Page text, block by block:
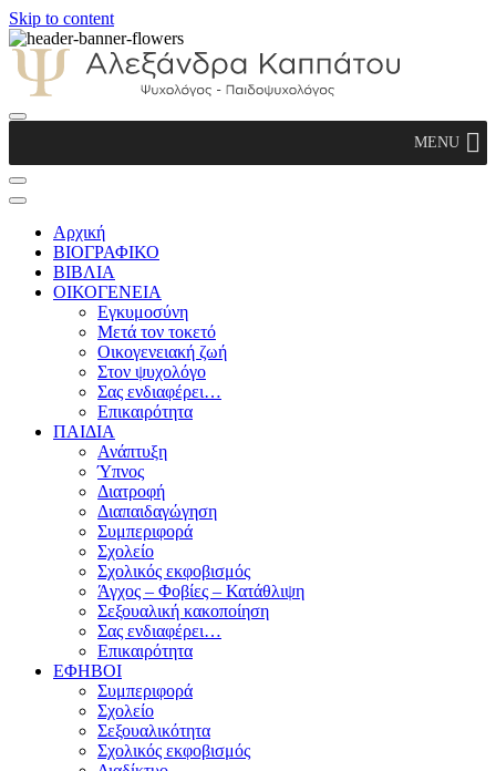
Skip to content
Παιδοψυχολόγος
MENU
Αρχική
ΒΙΟΓΡΑΦΙΚΟ
ΒΙΒΛΙΑ
ΟΙΚΟΓΕΝΕΙΑ
Εγκυμοσύνη
Μετά τον τοκετό
Οικογενειακή ζωή
Στον ψυχολόγο
Σας ενδιαφέρει…
Επικαιρότητα
ΠΑΙΔΙΑ
Ανάπτυξη
Ύπνος
Διατροφή
Διαπαιδαγώγηση
Συμπεριφορά
Σχολείο
Σχολικός εκφοβισμός
Άγχος – Φοβίες – Κατάθλιψη
Σεξουαλική κακοποίηση
Σας ενδιαφέρει…
Επικαιρότητα
ΕΦΗΒΟΙ
Συμπεριφορά
Σχολείο
Σεξουαλικότητα
Σχολικός εκφοβισμός